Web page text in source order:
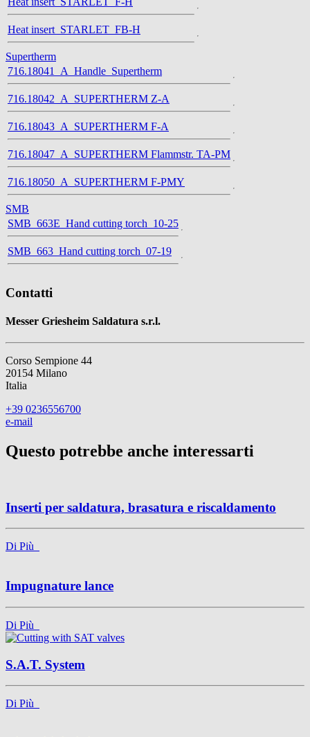
Heat insert_STARLET_FB-H
Supertherm
716.18041_A_Handle_Supertherm
716.18042_A_SUPERTHERM Z-A
716.18043_A_SUPERTHERM F-A
716.18047_A_SUPERTHERM Flammstr. TA-PM
716.18050_A_SUPERTHERM F-PMY
SMB
SMB_663E_Hand cutting torch_10-25
SMB_663_Hand cutting torch_07-19
Contatti
Messer Griesheim Saldatura s.r.l.
Corso Sempione 44
20154 Milano
Italia
+39 0236556700
e-mail
Questo potrebbe anche interessarti
Inserti per saldatura, brasatura e riscaldamento
Di Più
Impugnature lance
Di Più
S.A.T. System
Di Più